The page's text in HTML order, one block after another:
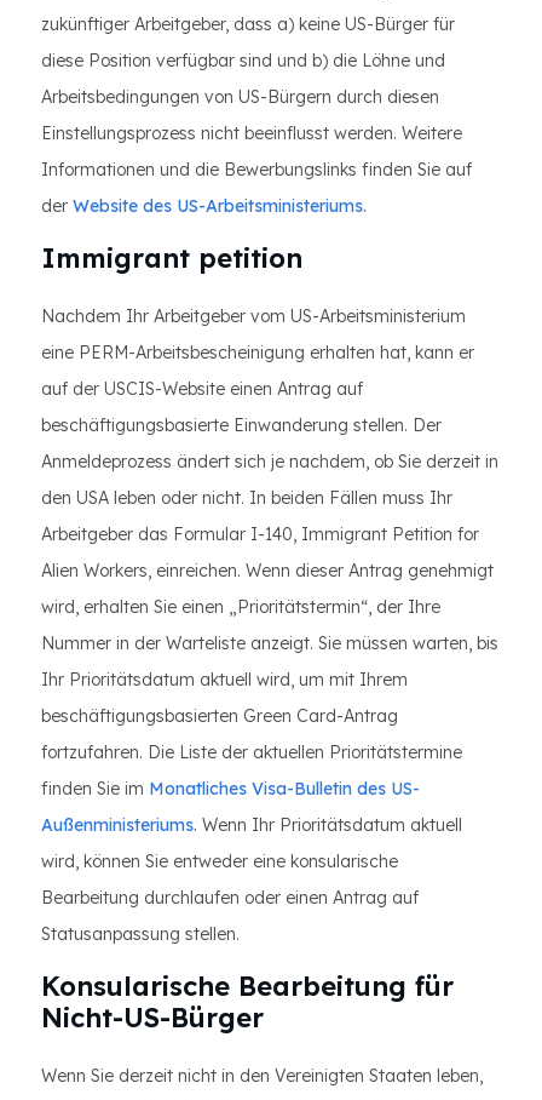
zukünftiger Arbeitgeber, dass a) keine US-Bürger für
diese Position verfügbar sind und b) die Löhne und
Arbeitsbedingungen von US-Bürgern durch diesen
Einstellungsprozess nicht beeinflusst werden. Weitere
Informationen und die Bewerbungslinks finden Sie auf
der Website des US-Arbeitsministeriums.
Immigrant petition
Nachdem Ihr Arbeitgeber vom US-Arbeitsministerium
eine PERM-Arbeitsbescheinigung erhalten hat, kann er
auf der USCIS-Website einen Antrag auf
beschäftigungsbasierte Einwanderung stellen. Der
Anmeldeprozess ändert sich je nachdem, ob Sie derzeit in
den USA leben oder nicht. In beiden Fällen muss Ihr
Arbeitgeber das Formular I-140, Immigrant Petition for
Alien Workers, einreichen. Wenn dieser Antrag genehmigt
wird, erhalten Sie einen „Prioritätstermin“, der Ihre
Nummer in der Warteliste anzeigt. Sie müssen warten, bis
Ihr Prioritätsdatum aktuell wird, um mit Ihrem
beschäftigungsbasierten Green Card-Antrag
fortzufahren. Die Liste der aktuellen Prioritätstermine
finden Sie im Monatliches Visa-Bulletin des US-
Außenministeriums. Wenn Ihr Prioritätsdatum aktuell
wird, können Sie entweder eine konsularische
Bearbeitung durchlaufen oder einen Antrag auf
Statusanpassung stellen.
Konsularische Bearbeitung für
Nicht-US-Bürger
Wenn Sie derzeit nicht in den Vereinigten Staaten leben,